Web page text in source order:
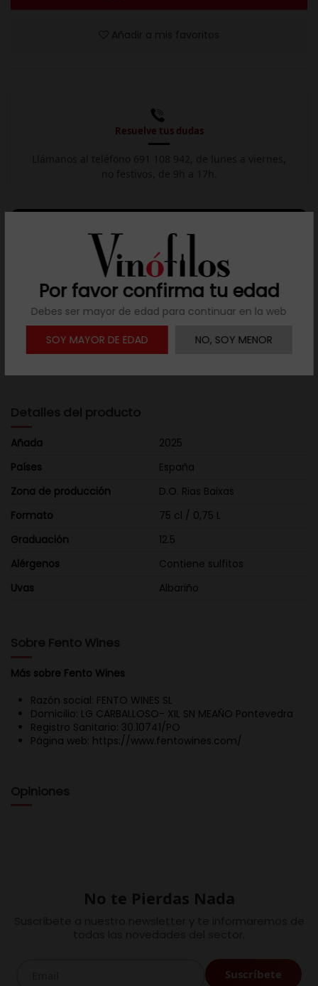
Por favor confirma tu edad
Debes ser mayor de edad para continuar en la web
SOY MAYOR DE EDAD
NO, SOY MENOR
Resuelve tus dudas
Descripción
Clásico Albariño de las Rías Baixas cultivado en viñedos
situados algo más al interior, no tan costeros. En un lugar
con una temperatura media de 15ºC pero que en verano
alcanza cotas de 40ºC, lo que permite una madurez
Detalles del producto
Añada
2025
Países
España
Zona de producción
D.O. Rias Baixas
Formato
75 cl / 0,75 L
Graduación
12.5
Alérgenos
Contiene sulfitos
Uvas
Albariño
Sobre Fento Wines
Más sobre Fento Wines
Razón social: FENTO WINES SL
Domicilio: LG CARBALLOSO- XIL SN MEAÑO Pontevedra
Registro Sanitario: 30.10741/PO
Página web: https://www.fentowines.com/
Opiniones
No te Pierdas Nada